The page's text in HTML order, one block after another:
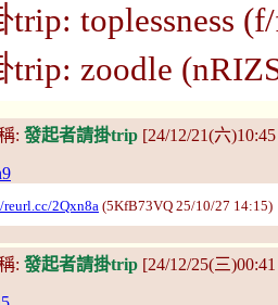
toplessness
zoodle
: 發起者請掛trip [24/12/21(六
2Qxn8a (5KfB73VQ 25/10/27 14:15)
: 發起者請掛trip [24/12/25(三